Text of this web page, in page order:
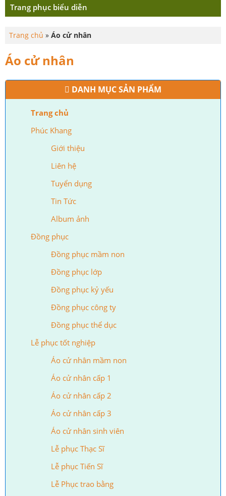
Trang phục biểu diễn
DANH MỤC SẢN PHẨM
Trang chủ
Phúc Khang
Giới thiệu
Liên hệ
Tuyển dụng
Tin Tức
Album ảnh
Đồng phục
Đồng phục mầm non
Đồng phục lớp
Đồng phục kỷ yếu
Đồng phục công ty
Đồng phục thể dục
Lễ phục tốt nghiệp
Áo cử nhân mầm non
Áo cử nhân cấp 1
Áo cử nhân cấp 2
Áo cử nhân cấp 3
Áo cử nhân sinh viên
Lễ phục Thạc Sĩ
Lễ phục Tiến Sĩ
Lễ Phục trao bằng
Trang chủ » Áo cử nhân
Áo cử nhân